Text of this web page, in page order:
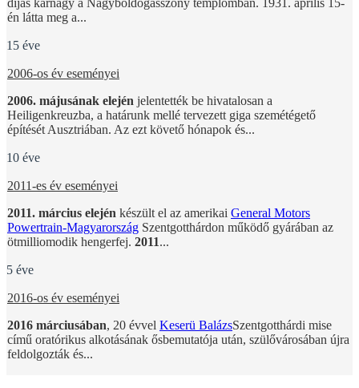
én látta meg a...
15 éve
2006-os év eseményei
2006. májusának elején jelentették be hivatalosan a
Heiligenkreuzba, a határunk mellé tervezett giga szemétégető
építését Ausztriában. Az ezt követő hónapok és...
10 éve
2011-es év eseményei
2011. március elején készült el az amerikai General Motors
Powertrain-Magyarország Szentgotthárdon működő gyárában az
ötmilliomodik hengerfej. 2011...
5 éve
2016-os év eseményei
2016 márciusában, 20 évvel Keserü BalázsSzentgotthárdi mise
című oratórikus alkotásának ősbemutatója után, szülővárosában újra
feldolgozták és...